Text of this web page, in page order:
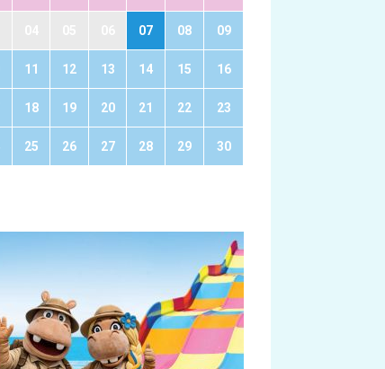
07 08 09
11 12 13 14 15 16
18 19 20 21 22 23
25 26 27 28 29 30